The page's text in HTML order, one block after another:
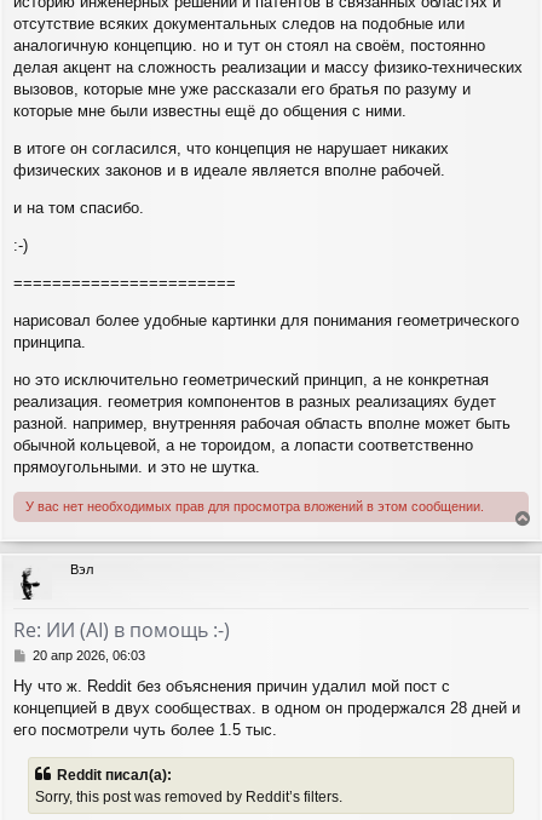
отсутствие всяких документальных следов на подобные или
аналогичную концепцию. но и тут он стоял на своём, постоянно
делая акцент на сложность реализации и массу физико-технических
вызовов, которые мне уже рассказали его братья по разуму и
которые мне были известны ещё до общения с ними.
в итоге он согласился, что концепция не нарушает никаких
физических законов и в идеале является вполне рабочей.
и на том спасибо.
:-)
=======================
нарисовал более удобные картинки для понимания геометрического
принципа.
но это исключительно геометрический принцип, а не конкретная
реализация. геометрия компонентов в разных реализациях будет
разной. например, внутренняя рабочая область вполне может быть
обычной кольцевой, а не тороидом, а лопасти соответственно
прямоугольными. и это не шутка.
У вас нет необходимых прав для просмотра вложений в этом сообщении.
р
Вэл
Re: ИИ (AI) в помощь :-)
С
о
б
щ
н
20 апр 2026, 06:03
Ну что ж. Reddit без объяснения причин удалил мой пост с
концепцией в двух сообществах. в одном он продержался 28 дней и
его посмотрели чуть более 1.5 тыс.
Reddit писал(а):
Sorry, this post was removed by Reddit’s filters.